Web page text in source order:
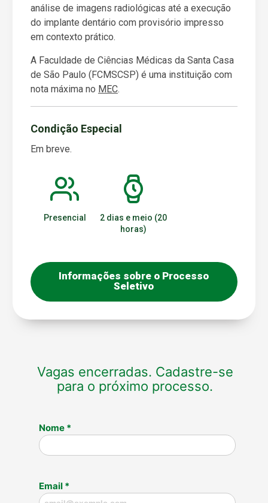
análise de imagens radiológicas até a execução
do implante dentário com provisório impresso
em contexto prático.
A Faculdade de Ciências Médicas da Santa Casa
de São Paulo (FCMSCSP) é uma instituição com
nota máxima no MEC.
Condição Especial
Em breve.
Presencial
2 dias e meio (20
horas)
Informações sobre o Processo
Seletivo